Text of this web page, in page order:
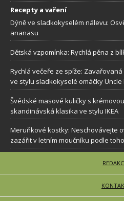
Recepty a vaření
Dýně ve sladkokyselém nálevu:
ananasu
Dětská vzpomínka: Rychlá pěna z
Rychlá večeře ze spíže:
ve stylu sladkokyselé omáčky Uncle
Švédské masové kuličky s
skandinávská klasika ve stylu IKEA
Meruňkové kostky: Neschovávejte
zazářit v letním moučníku podle